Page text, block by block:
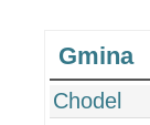
Gmina
Chodel